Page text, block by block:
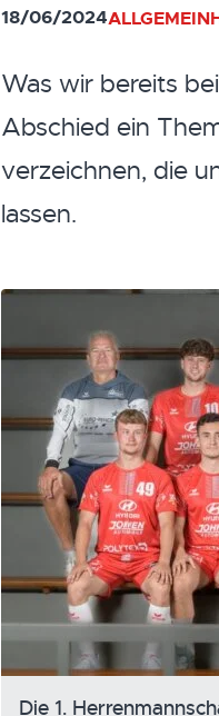
18/06/2024ALLGEMEIN
Was wir bereits
Abschied ein
verzeichnen, die
lassen.
Die 1.